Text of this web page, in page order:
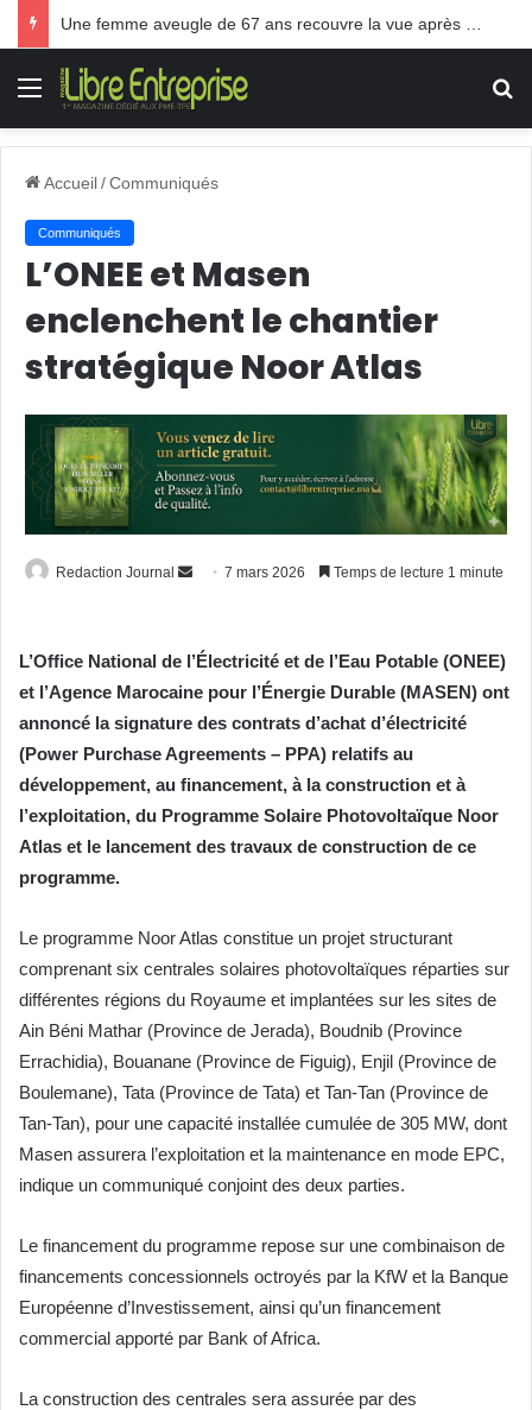
Menu
Accueil/Communiqués
Communiqués
L’ONEE et Masen
enclenchent le chantier
stratégique Noor Atlas
Redaction Journal
Envoyer7 mars 2026 Temps de lecture 1 minute
L’Office National de l’Électricité et de l’Eau Potable (ONEE)
et l’Agence Marocaine pour l’Énergie Durable (MASEN) ont
annoncé la signature des contrats d’achat d’électricité
(Power Purchase Agreements – PPA) relatifs au
développement, au financement, à la construction et à
l’exploitation, du Programme Solaire Photovoltaïque Noor
Atlas et le lancement des travaux de construction de ce
programme.
Le programme Noor Atlas constitue un projet structurant
comprenant six centrales solaires photovoltaïques réparties sur
différentes régions du Royaume et implantées sur les sites de
Ain Béni Mathar (Province de Jerada), Boudnib (Province
Errachidia), Bouanane (Province de Figuig), Enjil (Province de
Boulemane), Tata (Province de Tata) et Tan-Tan (Province de
Tan-Tan), pour une capacité installée cumulée de 305 MW, dont
Masen assurera l’exploitation et la maintenance en mode EPC,
indique un communiqué conjoint des deux parties.
Le financement du programme repose sur une combinaison de
financements concessionnels octroyés par la KfW et la Banque
Européenne d’Investissement, ainsi qu’un financement
commercial apporté par Bank of Africa.
La construction des centrales sera assurée par des